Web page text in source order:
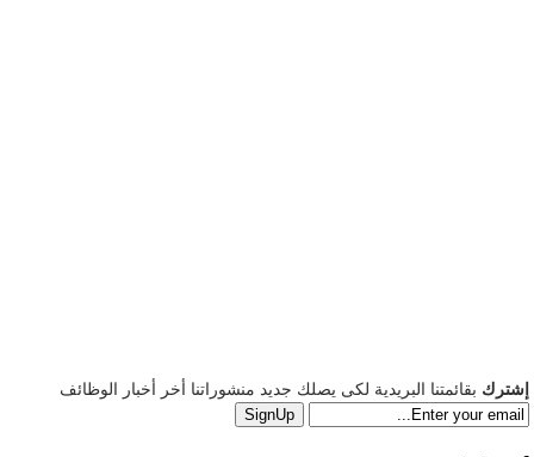
إشترك بقائمتنا البريدية لكى يصلك جديد منشوراتنا أخر أخبار الوظائف